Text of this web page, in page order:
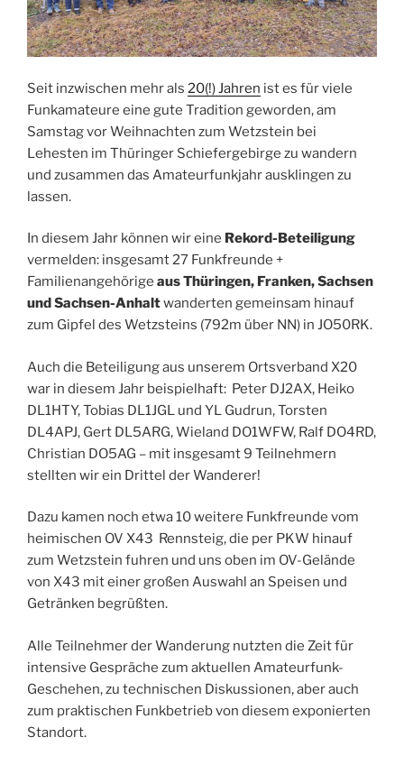
Seit inzwischen mehr als 20(!) Jahren ist es für viele
Funkamateure eine gute Tradition geworden, am
Samstag vor Weihnachten zum Wetzstein bei
Lehesten im Thüringer Schiefergebirge zu wandern
und zusammen das Amateurfunkjahr ausklingen zu
lassen.
In diesem Jahr können wir eine Rekord-Beteiligung
vermelden: insgesamt 27 Funkfreunde +
Familienangehörige aus Thüringen, Franken, Sachsen
und Sachsen-Anhaltwanderten gemeinsam hinauf
zum Gipfel des Wetzsteins (792m über NN) in JO50RK.
Auch die Beteiligung aus unserem Ortsverband X20
war in diesem Jahr beispielhaft: Peter DJ2AX, Heiko
DL1HTY, Tobias DL1JGL und YL Gudrun, Torsten
DL4APJ, Gert DL5ARG, Wieland DO1WFW, Ralf DO4RD,
Christian DO5AG – mit insgesamt 9 Teilnehmern
stellten wir ein Drittel der Wanderer!
Dazu kamen noch etwa 10 weitere Funkfreunde vom
heimischen OV X43 Rennsteig, die per PKW hinauf
zum Wetzstein fuhren und uns oben im OV-Gelände
von X43 mit einer großen Auswahl an Speisen und
Getränken begrüßten.
Alle Teilnehmer der Wanderung nutzten die Zeit für
intensive Gespräche zum aktuellen Amateurfunk-
Geschehen, zu technischen Diskussionen, aber auch
zum praktischen Funkbetrieb von diesem exponierten
Standort.